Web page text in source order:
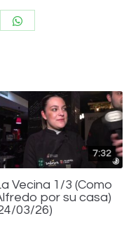
7:32
Vecina 1/3 (Como
por su casa)
03/26)